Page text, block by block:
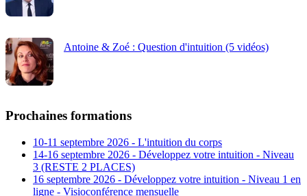
Antoine & Zoé : Question d'intuition (5 vidéos)
Prochaines formations
10-11 septembre 2026 - L'intuition du corps
14-16 septembre 2026 - Développez votre intuition - Niveau
3 (RESTE 2 PLACES)
16 septembre 2026 - Développez votre intuition - Niveau 1 en
ligne - Visioconférence mensuelle